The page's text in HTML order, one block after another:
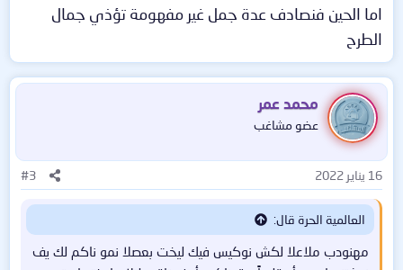
اما الحين فنصادف عدة جمل غير مفهومة تؤذي جمال
الطرح
محمد عمر
عضو مشاغب
16 يناير 2022 #3
العالمية الحرة قال:
مهنودب ملاعلا لكش نوكيس فيك ليخت بعصلا نمو ناكم لك يف